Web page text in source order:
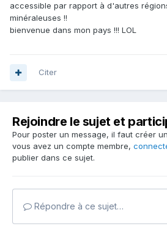
accessible par rapport à d'autres
minéraleuses !!
bienvenue dans mon pays !!! LOL
Citer
Rejoindre le sujet et
Pour poster un message, il faut créer
vous avez un compte membre,
publier dans ce sujet.
Répondre à ce sujet…